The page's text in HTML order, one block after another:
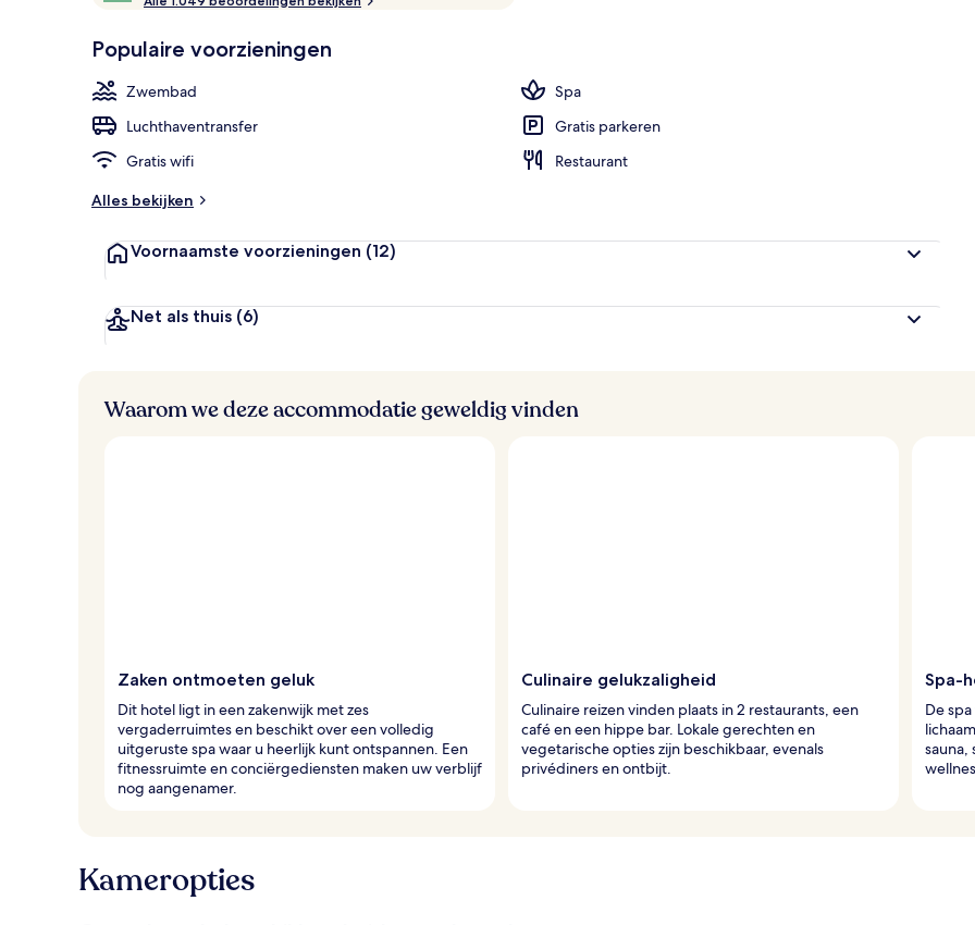
10,
o
r
n
Populaire voorzieningen
Zwembad
Spa
Luchthaventransfer
Gratis parkeren
Gratis wifi
Restaurant
Alles bekijken
Voornaamste voorzieningen (12)
Net als thuis (6)
Waarom we deze accommodatie geweldig vinden
Zaken ontmoeten geluk
Dit hotel ligt in een zakenwijk met zes
vergaderruimtes en beschikt over een volledig
uitgeruste spa waar u heerlijk kunt ontspannen. Een
fitnessruimte en conciërgediensten maken uw verblijf
nog aangenamer.
Culinaire gelukzaligheid
Culinaire reizen vinden plaats in 2 restaurants, een
café en een hippe bar. Lokale gerechten en
vegetarische opties zijn beschikbaar, evenals
privédiners en ontbijt.
Spa-
De
sauna,
Kameropties